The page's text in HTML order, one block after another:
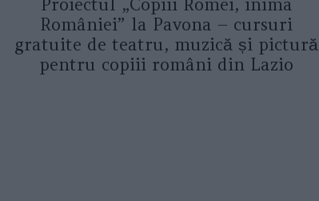
Proiectul „Copiii Romei, inima
României” la Pavona – cursuri
gratuite de teatru, muzică și pictură
pentru copiii români din Lazio